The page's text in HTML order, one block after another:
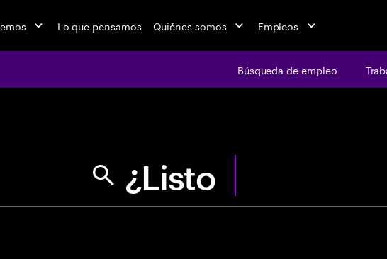
Lo que pensamos Quiénes somos Empleos
Búsqueda de empleo
"Usa comillas para